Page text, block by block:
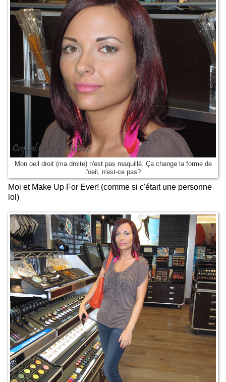
Mon oeil droit (ma droite) n'est pas maquillé. Ça change la forme de
l'oeil, n'est-ce pas?
Moi et Make Up For Ever! (comme si c'était une personne
lol)